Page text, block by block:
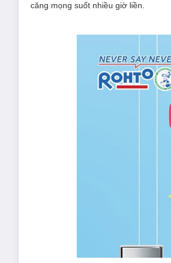
căng mọng suốt nhiều giờ liền.